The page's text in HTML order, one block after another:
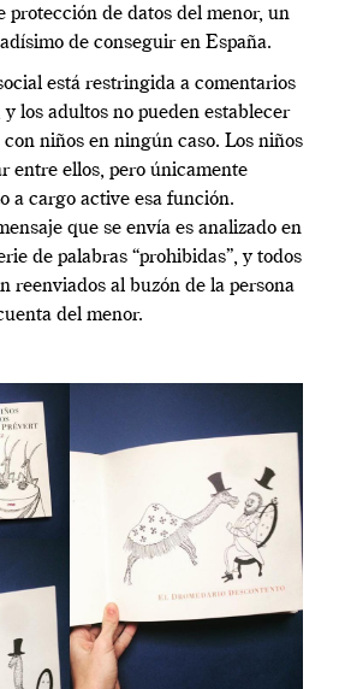
protección de datos del menor, un
de conseguir en España.
está restringida a comentarios
y los adultos no pueden establecer
niños en ningún caso. Los niños
entre ellos, pero únicamente
a cargo active esa función.
que se envía es analizado en
de palabras “prohibidas”, y todos
reenviados al buzón de la persona
del menor.